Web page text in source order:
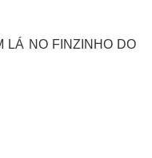
LÁ NO FINZINHO DO